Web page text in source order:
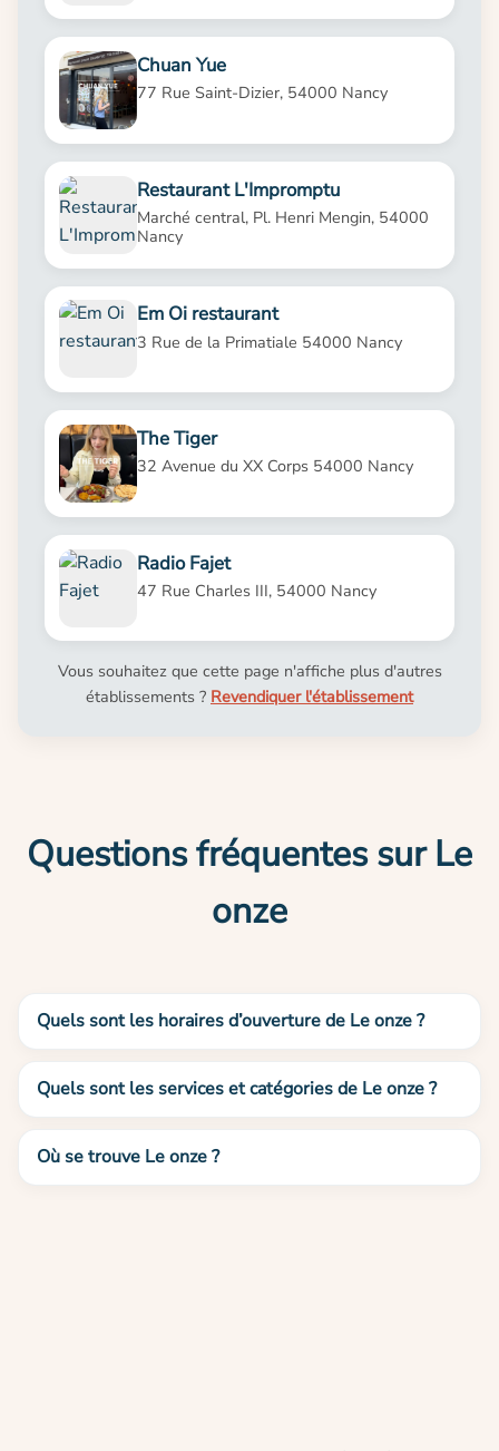
Chuan Yue
77 Rue Saint-Dizier, 54000 Nancy
Restaurant L'Impromptu
Marché central, Pl. Henri Mengin, 54000
Nancy
Em Oi restaurant
3 Rue de la Primatiale 54000 Nancy
The Tiger
32 Avenue du XX Corps 54000 Nancy
Radio Fajet
47 Rue Charles III, 54000 Nancy
Vous souhaitez que cette page n'affiche plus d'autres
établissements ? Revendiquer l'établissement
Questions fréquentes sur Le
onze
Quels sont les horaires d’ouverture de Le onze ?
Quels sont les services et catégories de Le onze ?
Où se trouve Le onze ?